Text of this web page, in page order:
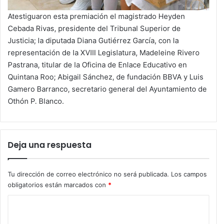
Atestiguaron esta premiación el magistrado Heyden
Cebada Rivas, presidente del Tribunal Superior de
Justicia; la diputada Diana Gutiérrez García, con la
representación de la XVIII Legislatura, Madeleine Rivero
Pastrana, titular de la Oficina de Enlace Educativo en
Quintana Roo; Abigail Sánchez, de fundación BBVA y Luis
Gamero Barranco, secretario general del Ayuntamiento de
Othón P. Blanco.
Deja una respuesta
Tu dirección de correo electrónico no será publicada. Los campos
obligatorios están marcados con *